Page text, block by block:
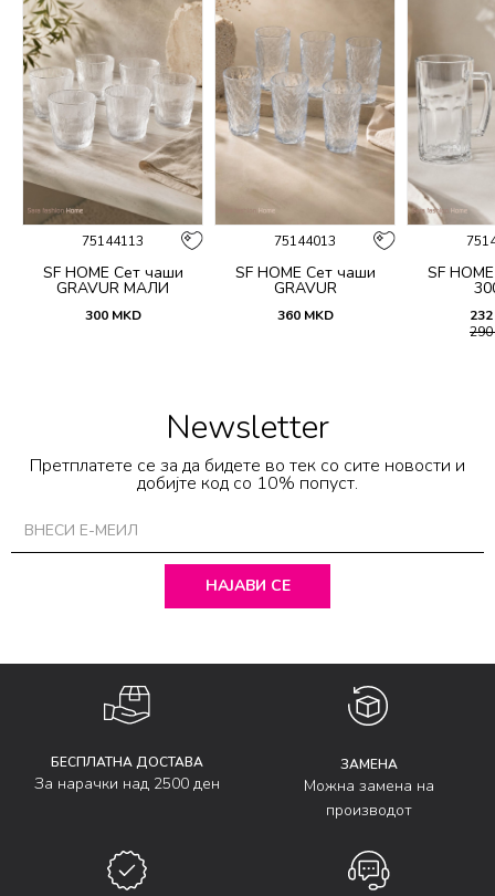
75144113
SF HOME Сет чаши
GRAVUR МАЛИ
300 MKD
75144013
SF HOME Сет чаши
GRAVUR
360 MKD
SF
232
290
Newsletter
Претплатете се за да бидете во тек со сите новости и
добијте код со 10% попуст.
НАЈАВИ СЕ
БЕСПЛАТНА ДОСТАВА
За нарачки над 2500 ден
ЗАМЕНА
Можна замена на
производот